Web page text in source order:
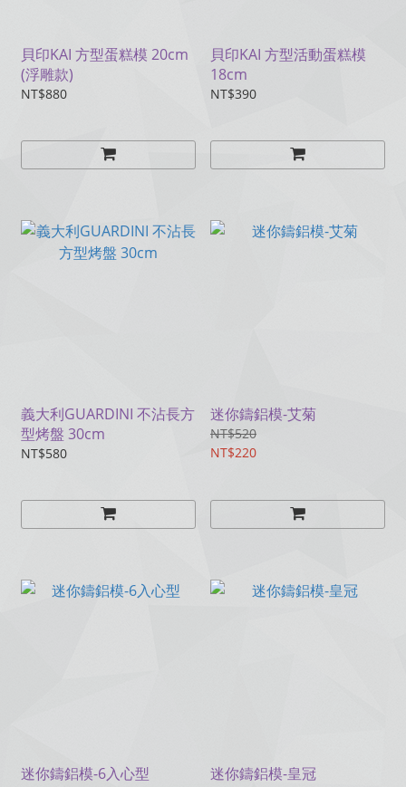
貝印KAI 方型蛋糕模 20cm
(浮雕款)
NT$880
貝印KAI 方型活動蛋糕模
18cm
NT$390
義大利GUARDINI 不沾長方
型烤盤 30cm
NT$580
迷你鑄鋁模-艾菊
NT$520
NT$220
迷你鑄鋁模-6入心型 迷你鑄鋁模-皇冠